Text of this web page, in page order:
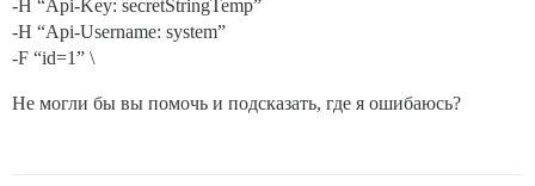
-H “Api-Key: secretStringTemp”
-H “Api-Username: system”
-F “id=1” \
Не могли бы вы помочь и подсказать, где я ошибаюсь?